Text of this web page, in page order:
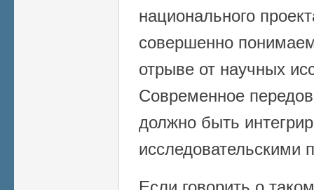
национального
совершенно
отрыве от научных
Современное
должно быть
исследовательскими